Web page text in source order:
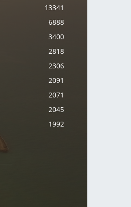
13341
6888
3400
2818
2306
2091
2071
2045
1992